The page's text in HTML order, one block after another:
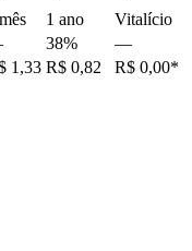
1 ano
Vitalício
38%
—
1,33 R$ 0,82
R$ 0,00*